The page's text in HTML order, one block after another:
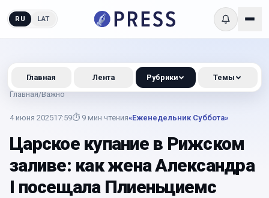
RU LAT
Главная/Важно
4 июня 202517:59⏱ 9 мин чтения«Еженедельник Суббота»
Царское купание в Рижском
заливе: как жена Александра
I посещала Плиеньциемс
Главная Лента Рубрики Темы